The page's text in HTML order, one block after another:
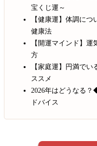
宝くじ運～
【健康運】体調に
健康法
【開運マインド】
方
【家庭運】円満で
ススメ
2026年はどうなる
ドバイス